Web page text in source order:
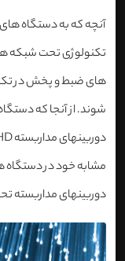
دوربینهای مداربسته